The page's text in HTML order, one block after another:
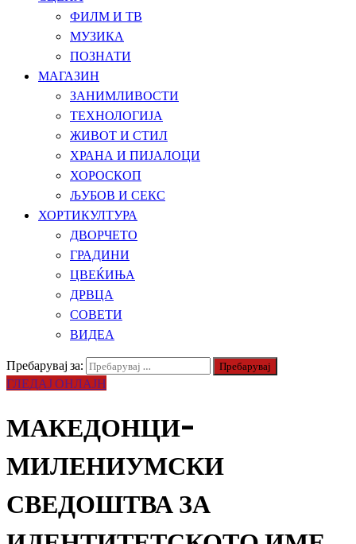
ФИЛМ И ТВ
МУЗИКА
ПОЗНАТИ
МАГАЗИН
ЗАНИМЛИВОСТИ
ТЕХНОЛОГИЈА
ЖИВОТ И СТИЛ
ХРАНА И ПИЈАЛОЦИ
ХОРОСКОП
ЉУБОВ И СЕКС
ХОРТИКУЛТУРА
ДВОРЧЕТО
ГРАДИНИ
ЦВЕЌИЊА
ДРВЦА
СОВЕТИ
ВИДЕА
Пребарувај за:
ГЛЕДАЈ ОНЛАЈН
МАКЕДОНЦИ-
МИЛЕНИУМСКИ
СВЕДОШТВА ЗА